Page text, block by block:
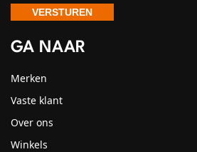
GA NAAR
Merken
Vaste klant
Over ons
Winkels